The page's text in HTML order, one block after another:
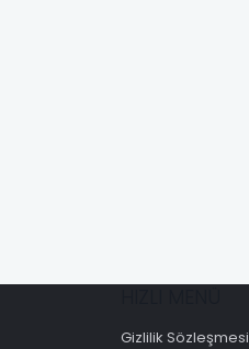
Gizlilik Sözleşmesi